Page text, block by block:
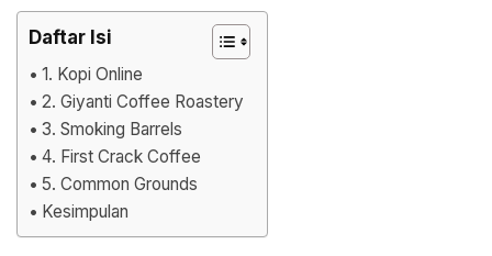
Daftar Isi
1. Kopi Online
2. Giyanti Coffee Roastery
3. Smoking Barrels
4. First Crack Coffee
5. Common Grounds
Kesimpulan